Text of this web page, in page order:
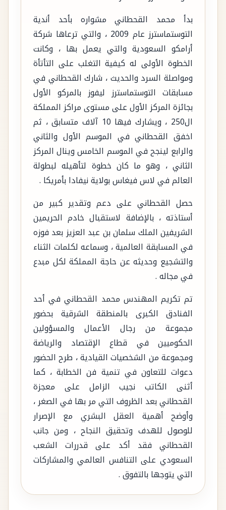
بدأ محمد القحطاني مشواره بأحد أندية
التوستماسترز عام 2009 ، والتي ترعاها شركة
أرامكو السعودية والتي يعمل بها ، وكانت
الخطوة الأولى له كيفية التغلب على التأتأة
ومواصلة السرد والحديث ، شارك القحطاني في
مسابقات التوستماسترز ليفوز بالمركو الأول
بجائزة المركز الأول على مستوى مراكز المملكة
ال250 ، ويشارك فيها 10 آلاف متسابق ، ثم
اخفق القحطاني في الموسم الأول والثاني
والرابع لينجح في الموسم الخامس وينال المركز
الثاني ، وهو ما كان خطوة لتأهيله لبطولة
العالم في لاس فيغاس بولاية نيفادا بأمريكا .
حصل القحطاني على دعم وتقدير كبير من
أستاذته ، بالإضافة لاستقبال خادم الحريمين
الشريفين الملك سلمان بن عبد العزيز بعد فوزه
في المسابقة العالمية ، وسماعه لكلمات الثناء
والتشجيع وحديثه عن حاجة المملكة لكل مبدع
في مجاله .
تم تكريم المهندس محمد القحطاني في أحد
الفنادق الكبرى بالمنطقة الشرقية بحضور
مجموعة من رجال الأعمال والمسؤولين
الحكوميين في قطاع الإقتصاد والرياضة
ومجموعة من الشخصيات القيادية ، طرح الحضور
دعوات للتعاون في تنمية فن الخطابة ، كما
أثنى الكاتب نجيب الزامل على معجزة
القحطاني بعد الظروف التي مر بها في الصغر ،
وأوضح أهمية العقل البشري مع الإصرار
للوصول للهدف وتحقيق النجاح ، ومن جانب
القحطاني فقد أكد على قدررات الشعب
السعودي على التنافس العالمي والمشاركات
التي يتوجها بالتفوق .